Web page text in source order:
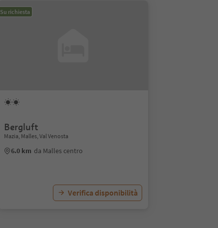
Su richiesta
Bergluft
Mazia, Malles, Val Venosta
6.0 km da Malles centro
Verifica disponibilità